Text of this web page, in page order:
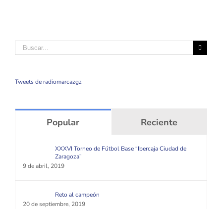
Buscar
Tweets de radiomarcazgz
Popular Reciente
XXXVI Torneo de Fútbol Base “Ibercaja Ciudad de
Zaragoza”
9 de abril, 2019
Reto al campeón
20 de septiembre, 2019